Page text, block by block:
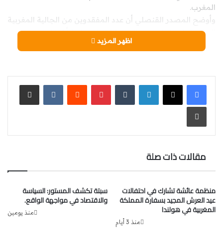
المغرب.
وأوضح المصدر القنصلي أن عدد المفقدوين من الجالية المغربية
المقيمة بإسبانيا بسبب الفيضانات بلغ عشرة أشخاص.
ومن بين هؤلاء سيدة تنحدر من مدينة تطوان، والتي تنتمي
للجالية المغربية المقيمة في إسبانيا، حيث وجدت بحالة صحية
اظهر المزيد
لينكدإن ‏Tumblr بينتيريست ‏Reddit
‏VKontakte مشاركة عبر البريد
طباعة
مقالات ذات صلة
سبتة تكشف المستور: السياسة
والاقتصاد في مواجهة الواقع.
منذ يومين
منظمة عائشة تشارك في احتفالات
عيد العرش المجيد بسفارة المملكة
المغربية في هولندا
منذ 3 أيام